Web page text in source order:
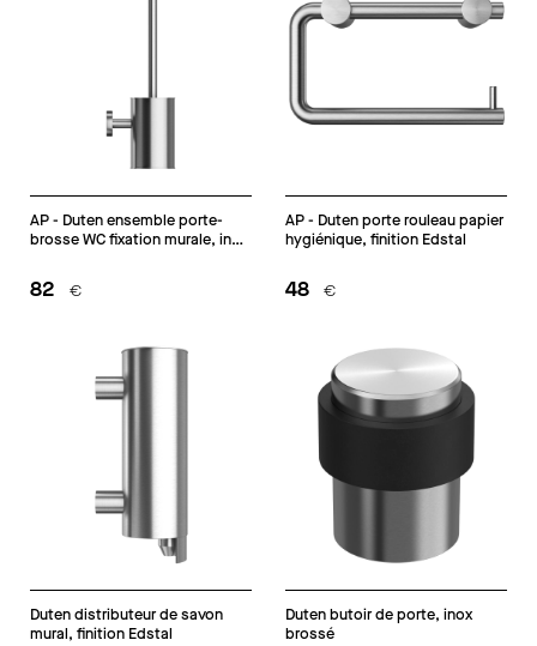
AP - Duten ensemble porte-
brosse WC fixation murale, inox
82 €
AP - Duten porte rouleau papier
hygiénique, finition Edstal
48 €
Duten distributeur de savon
mural, finition Edstal
Duten butoir de porte, inox
brossé